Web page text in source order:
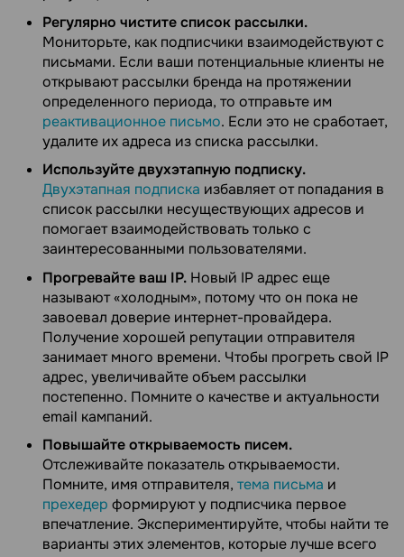
Регулярно чистите список рассылки.
Мониторьте, как подписчики взаимодействуют с
письмами. Если ваши потенциальные клиенты не
открывают рассылки бренда на протяжении
определенного периода, то отправьте им
реактивационное письмо. Если это не сработает,
удалите их адреса из списка рассылки.
Используйте двухэтапную подписку.
Двухэтапная подписка избавляет от попадания в
список рассылки несуществующих адресов и
помогает взаимодействовать только с
заинтересованными пользователями.
Прогревайте ваш IP. Новый IP адрес еще
называют «холодным», потому что он пока не
завоевал доверие интернет-провайдера.
Получение хорошей репутации отправителя
занимает много времени. Чтобы прогреть свой IP
адрес, увеличивайте объем рассылки
постепенно. Помните о качестве и актуальности
email кампаний.
Повышайте открываемость писем.
Отслеживайте показатель открываемости.
Помните, имя отправителя, тема письма и
прехедер формируют у подписчика первое
впечатление. Экспериментируйте, чтобы найти те
варианты этих элементов, которые лучше всего